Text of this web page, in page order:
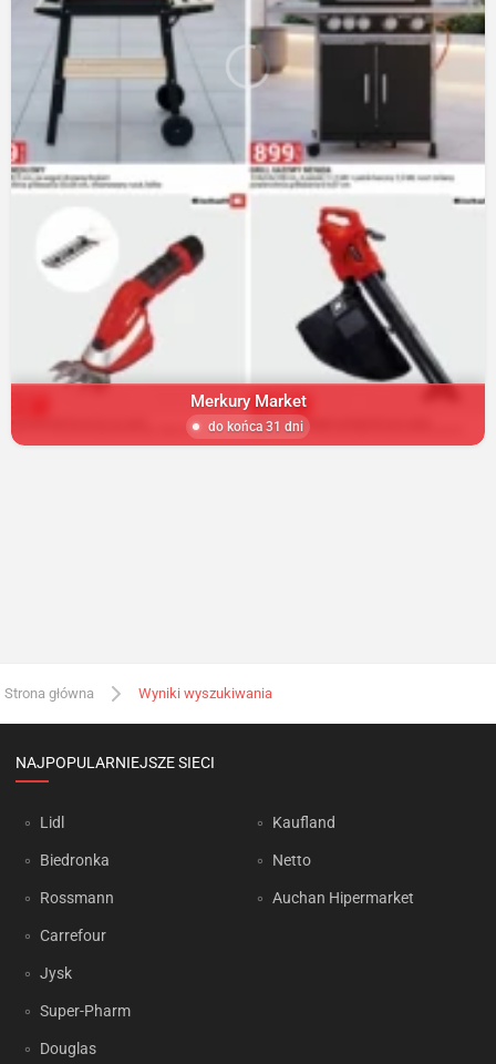
Merkury Market
do końca 31 dni
Strona główna Wyniki wyszukiwania
NAJPOPULARNIEJSZE SIECI
Lidl
Biedronka
Rossmann
Carrefour
Jysk
Super-Pharm
Douglas
Kaufland
Netto
Auchan Hipermarket